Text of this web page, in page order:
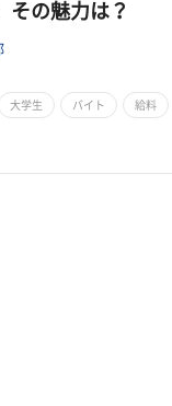
の魅力は？
大学生 バイト 給料